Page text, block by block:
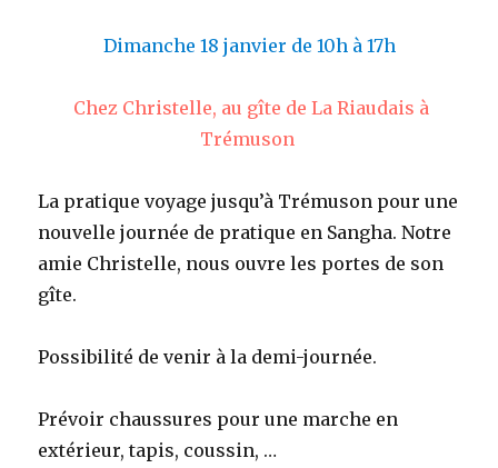
Dimanche 18 janvier de 10h à 17h
Chez Christelle, au gîte de La Riaudais à
Trémuson
La pratique voyage jusqu’à Trémuson pour une
nouvelle journée de pratique en Sangha. Notre
amie Christelle, nous ouvre les portes de son
gîte.
Possibilité de venir à la demi-journée.
Prévoir chaussures pour une marche en
extérieur, tapis, coussin, …